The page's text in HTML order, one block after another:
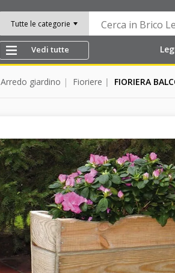
Tutte le categorie
Vedi tutte
Arredo giardino Fioriere FIORIERA